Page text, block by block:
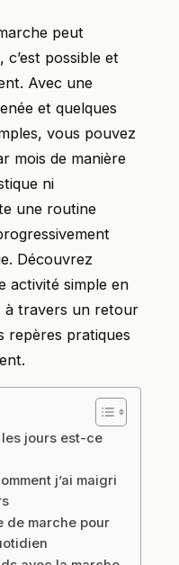
peut
possible et
Avec une
et quelques
vous pouvez
mois de manière
ni
une routine
Découvrez
activité simple en
à travers un retour
repères pratiques
jours est-ce
j’ai maigri
de marche pour